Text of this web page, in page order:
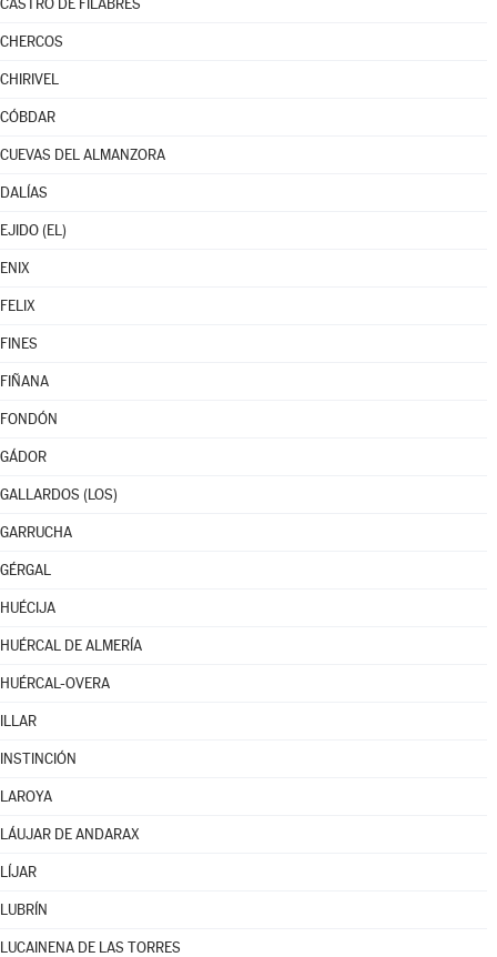
CASTRO DE FILABRES
CHERCOS
CHIRIVEL
CÓBDAR
CUEVAS DEL ALMANZORA
DALÍAS
EJIDO (EL)
ENIX
FELIX
FINES
FIÑANA
FONDÓN
GÁDOR
GALLARDOS (LOS)
GARRUCHA
GÉRGAL
HUÉCIJA
HUÉRCAL DE ALMERÍA
HUÉRCAL-OVERA
ILLAR
INSTINCIÓN
LAROYA
LÁUJAR DE ANDARAX
LÍJAR
LUBRÍN
LUCAINENA DE LAS TORRES